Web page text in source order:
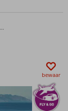
bewaar